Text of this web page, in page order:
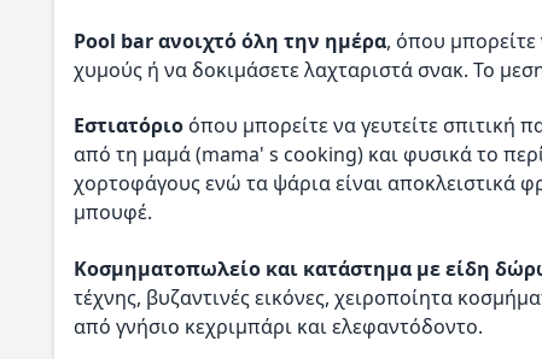
Pool bar ανοιχτό όλη την ημέρα, όπου
χυμούς ή να δοκιμάσετε λαχταριστά σνακ. Το
Εστιατόριο όπου μπορείτε να γευτείτε σπιτική
από τη μαμά (mama' s cooking) και φυσικά το
χορτοφάγους ενώ τα ψάρια είναι
μπουφέ.
Κοσμηματοπωλείο και κατάστημα με είδη
τέχνης, βυζαντινές εικόνες, χειροποίητα
από γνήσιο κεχριμπάρι και ελεφαντόδοντο.